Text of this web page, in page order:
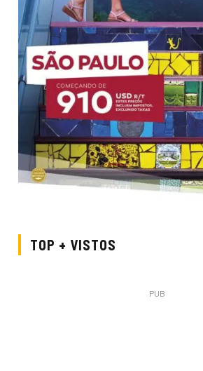
TOP + VISTOS
PUB